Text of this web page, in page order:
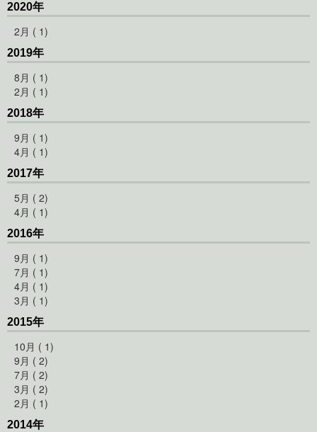
2020年
2月 ( 1)
2019年
8月 ( 1)
2月 ( 1)
2018年
9月 ( 1)
4月 ( 1)
2017年
5月 ( 2)
4月 ( 1)
2016年
9月 ( 1)
7月 ( 1)
4月 ( 1)
3月 ( 1)
2015年
10月 ( 1)
9月 ( 2)
7月 ( 2)
3月 ( 2)
2月 ( 1)
2014年